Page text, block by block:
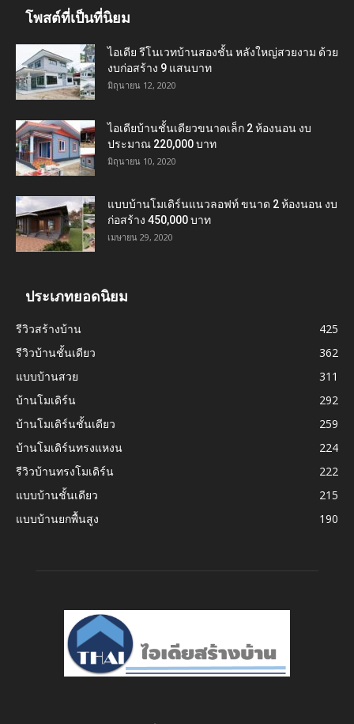
โพสต์ที่เป็นที่นิยม
ไอเดีย รีโนเวทบ้านสองชั้น หลังใหญ่สวยงาม ด้วย
งบก่อสร้าง 9 แสนบาท
มิถุนายน 12, 2020
ไอเดียบ้านชั้นเดียวขนาดเล็ก 2 ห้องนอน งบ
ประมาณ 220,000 บาท
มิถุนายน 10, 2020
แบบบ้านโมเดิร์นแนวลอฟท์ ขนาด 2 ห้องนอน งบ
ก่อสร้าง 450,000 บาท
เมษายน 29, 2020
ประเภทยอดนิยม
รีวิวสร้างบ้าน
425
รีวิวบ้านชั้นเดียว
362
แบบบ้านสวย
311
บ้านโมเดิร์น
292
บ้านโมเดิร์นชั้นเดียว
259
บ้านโมเดิร์นทรงแหงน
224
รีวิวบ้านทรงโมเดิร์น
222
แบบบ้านชั้นเดียว
215
แบบบ้านยกพื้นสูง
190